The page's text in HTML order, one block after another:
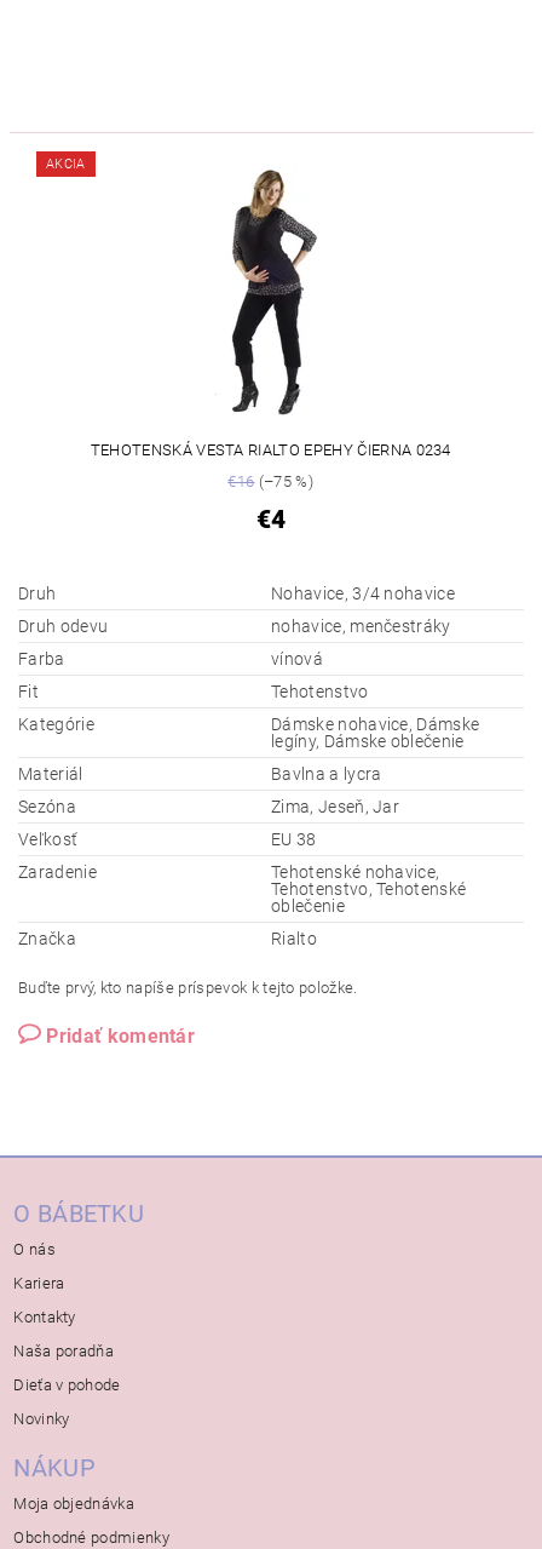
AKCIA
TEHOTENSKÁ VESTA RIALTO EPEHY ČIERNA 0234
€16(–75 %)
€4
Druh
Nohavice, 3/4 nohavice
Druh odevu
nohavice, menčestráky
Farba
vínová
Fit
Tehotenstvo
Kategórie
Dámske nohavice, Dámske
legíny, Dámske oblečenie
Materiál
Bavlna a lycra
Sezóna
Zima, Jeseň, Jar
Veľkosť
EU 38
Zaradenie
Tehotenské nohavice,
Tehotenstvo, Tehotenské
oblečenie
Značka
Rialto
Buďte prvý, kto napíše príspevok k tejto položke.
Pridať komentár
O BÁBETKU
O nás
Kariera
Kontakty
Naša poradňa
Dieťa v pohode
Novinky
NÁKUP
Moja objednávka
Obchodné podmienky